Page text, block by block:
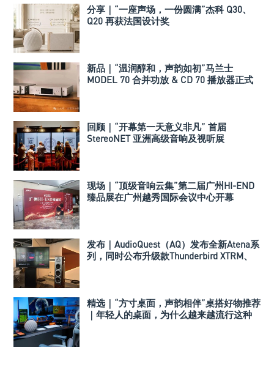
分享｜“一座声场，一份圆满”杰科 Q30、
Q20 再获法国设计奖
新品｜“温润醇和，声韵如初”马兰士
MODEL 70 合并功放 & CD 70 播放器正式
回顾｜“开幕第一天意义非凡” 首届
StereoNET 亚洲高级音响及视听展
现场｜“顶级音响云集”第二届广州HI-END
臻品展在广州越秀国际会议中心开幕
发布｜AudioQuest（AQ）发布全新Atena系
列，同时公布升级款Thunderbird XTRM、
精选｜“方寸桌面，声韵相伴”桌搭好物推荐
｜年轻人的桌面，为什么越来越流行这种